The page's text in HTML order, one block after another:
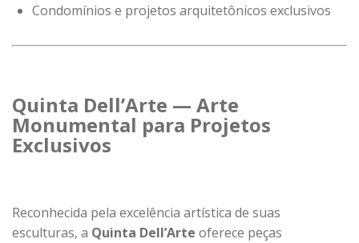
Condomínios e projetos arquitetônicos exclusivos
Quinta Dell’Arte — Arte
Monumental para Projetos
Exclusivos
Reconhecida pela excelência artística de suas
esculturas, a Quinta Dell’Arte oferece peças